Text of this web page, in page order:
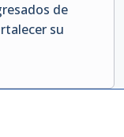
de
su